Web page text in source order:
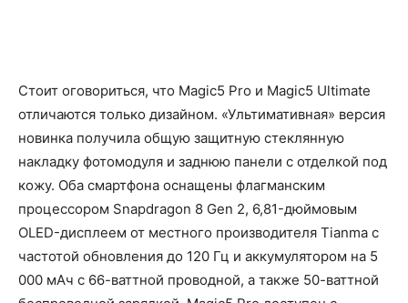
Стоит оговориться, что Magic5 Pro и Magic5 Ultimate
отличаются только дизайном. «Ультимативная» версия
новинка получила общую защитную стеклянную
накладку фотомодуля и заднюю панели с отделкой под
кожу. Оба смартфона оснащены флагманским
процессором Snapdragon 8 Gen 2, 6,81-дюймовым
OLED-дисплеем от местного производителя Tianma с
частотой обновления до 120 Гц и аккумулятором на 5
000 мАч с 66-ваттной проводной, а также 50-ваттной